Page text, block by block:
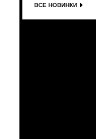
ВСЕ НОВИНКИ